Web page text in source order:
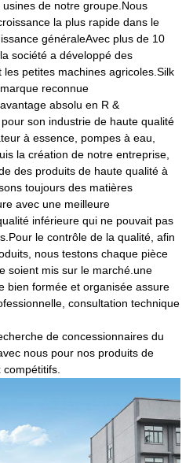
de notre groupe.Nous
la plus rapide dans le
généraleAvec plus de 10
société a développé des
petites machines agricoles.Silk
reconnue
absolu en R &
son industrie de haute qualité
à essence, pompes à eau,
la création de notre entreprise,
des produits de haute qualité à
toujours des matières
avec une meilleure
inférieure qui ne pouvait pas
le contrôle de la qualité, afin
nous testons chaque pièce
soient mis sur le marché.une
bien formée et organisée assure
consultation technique
de concessionnaires du
nous pour nos produits de